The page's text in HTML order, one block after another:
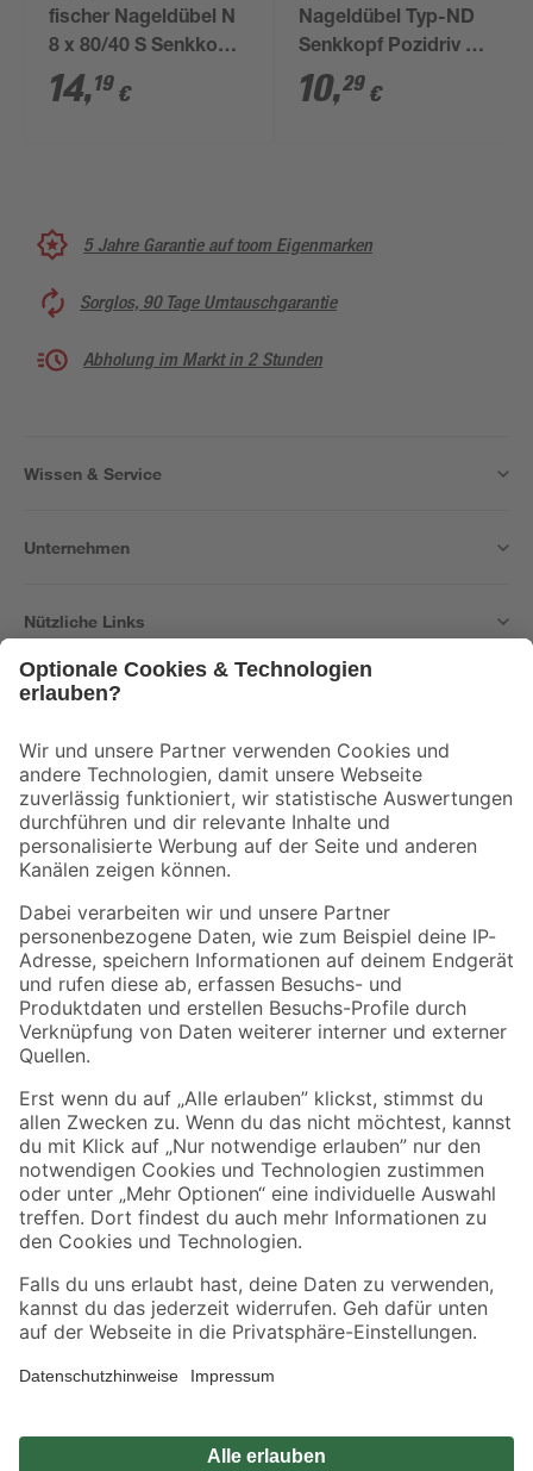
fischer Nageldübel N
8 x 80/40 S Senkkopf
50 Stück
14,19 €
Nageldübel Typ-ND
Senkkopf Pozidriv Ø 6
x 60 mm 50 Stück
10,29 €
5 Jahre Garantie auf toom Eigenmarken
Sorglos, 90 Tage Umtauschgarantie
Abholung im Markt in 2 Stunden
Wissen & Service
Unternehmen
Nützliche Links
Der toom Newsletter: Keine Angebote und Aktionen mehr verpassen!
Zur Newsletter Anmeldung
Folge uns
Zahlungsarten Versandarten
Sicher einkaufen
Jetzt die toom-App herunterladen
Alle Preisangaben in EUR inkl. gesetzl. MwSt.. Die dargestellten Angebote sind unter
Umständen nicht in allen Märkten verfügbar. Die angegebenen Verfügbarkeiten beziehen
Produkte nur solange der Vorrat reicht.
*Paketversand ab 59 € versandkostenfrei, gilt nicht für Artikel mit Speditionsversand, hier
Privatsphäre Impressum